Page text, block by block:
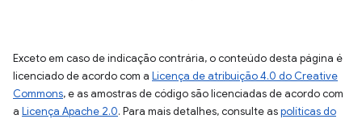
Exceto em caso de indicação contrária, o conteúdo desta página é
licenciado de acordo com a Licença de atribuição 4.0 do Creative
Commons, e as amostras de código são licenciadas de acordo com
a Licença Apache 2.0. Para mais detalhes, consulte aspolíticas do